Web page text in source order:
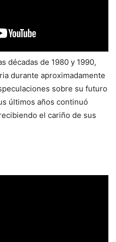
décadas de 1980 y 1990,
durante aproximadamente
sobre su futuro
últimos años continuó
el cariño de sus